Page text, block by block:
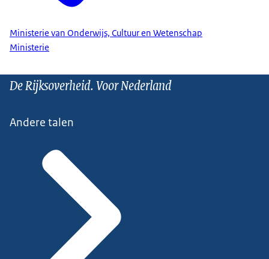
Ministerie van Onderwijs, Cultuur en Wetenschap
Ministerie
De Rijksoverheid. Voor Nederland
Andere talen